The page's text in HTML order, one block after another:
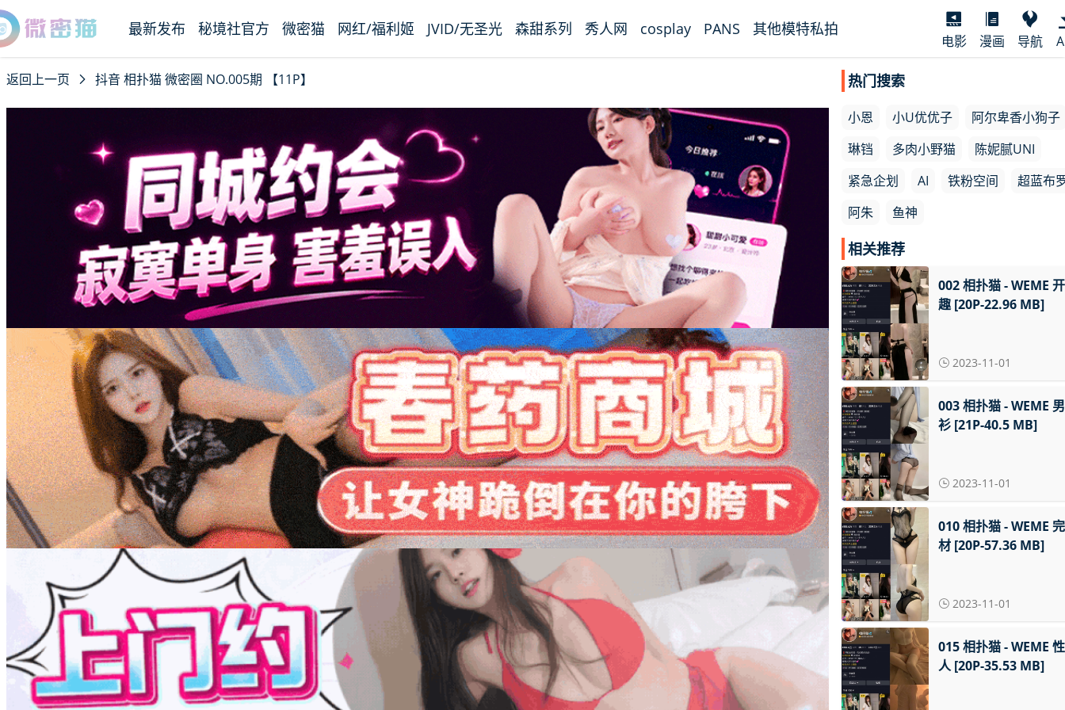
最新发布 秘境社官方 微密猫 网红/福利姬 JVID/无圣光 森甜系列 秀人网 cosplay PANS 其他模特私拍
电影 漫画 导航
返回上一页 抖音 相扑猫 微密圈 NO.005期 【11P】 热门搜索
小恩 小U优优子
阿尔卑香小狗子
琳铛
多肉小野猫
陈妮腻UNI
紧急企划
AI 铁粉空间
超蓝布
阿朱
鱼神
相关推荐
002 相扑猫 - WEME
趣 [20P-22.96 MB]
2023-11-01
003 相扑猫 - WEME
衫 [21P-40.5 MB]
2023-11-01
010 相扑猫 - WEME
材 [20P-57.36 MB]
2023-11-01
015 相扑猫 - WEME
人 [20P-35.53 MB]